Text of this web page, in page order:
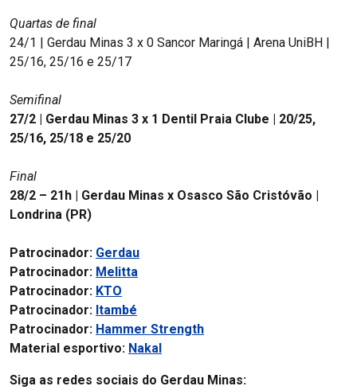
Quartas de final
24/1 | Gerdau Minas 3 x 0 Sancor Maringá | Arena UniBH |
25/16, 25/16 e 25/17
Semifinal
27/2 | Gerdau Minas 3 x 1 Dentil Praia Clube | 20/25,
25/16, 25/18 e 25/20
Final
28/2 – 21h | Gerdau Minas x Osasco São Cristóvão |
Londrina (PR)
Patrocinador: Gerdau
Patrocinador: Melitta
Patrocinador: KTO
Patrocinador: Itambé
Patrocinador: Hammer Strength
Material esportivo: Nakal
Siga as redes sociais do Gerdau Minas: